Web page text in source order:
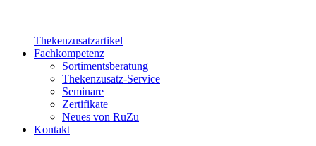
Thekenzusatzartikel
Fachkompetenz
Sortimentsberatung
Thekenzusatz-Service
Seminare
Zertifikate
Neues von RuZu
Kontakt